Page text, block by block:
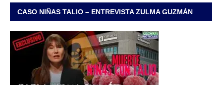
CASO NIÑAS TALIO – ENTREVISTA ZULMA GUZMÁN